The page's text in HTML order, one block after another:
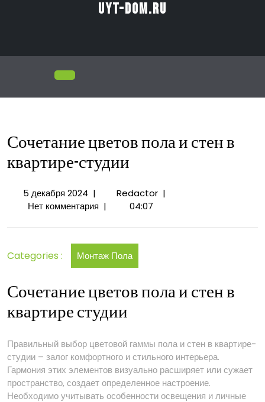
uyt-dom.ru
Сочетание цветов пола и стен в
квартире-студии
5 декабря 20245
декабря
| RedactorСочетание
и
|
Нет комментария | 04:07
Categories : Монтаж Пола
Сочетание цветов пола и стен в
квартире студии
Правильный выбор цветовой гаммы пола и стен в квартире-
студии – залог комфортного и стильного интерьера.
Гармония этих элементов визуально расширяет или сужает
пространство, создает определенное настроение.
Необходимо учитывать особенности освещения и личные